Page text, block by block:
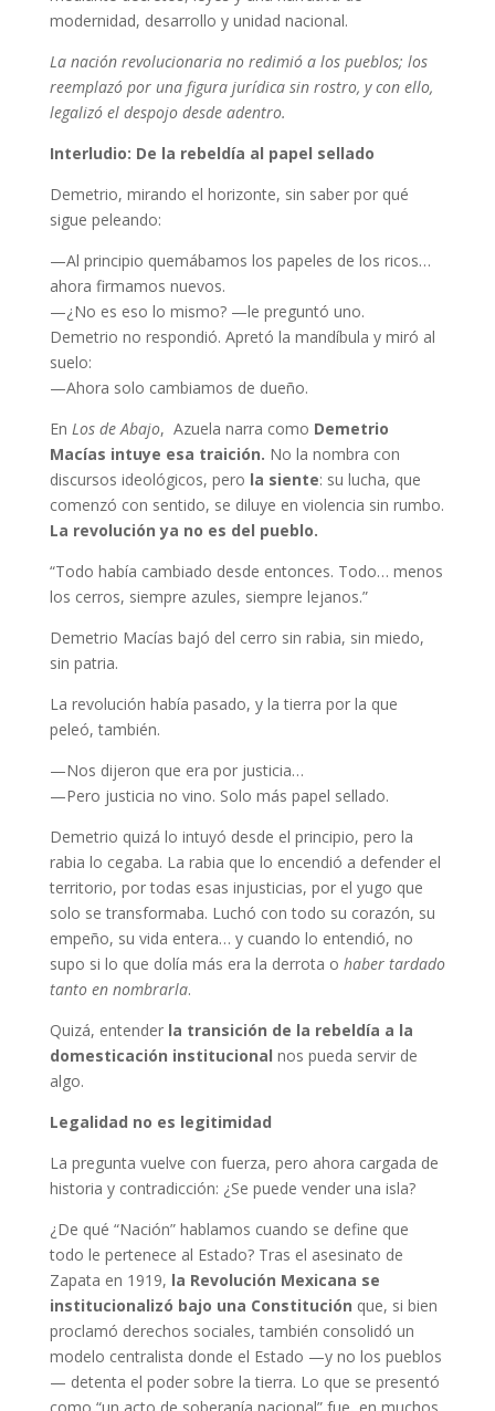
modernidad, desarrollo y unidad nacional.
La nación revolucionaria no redimió a los pueblos; los
reemplazó por una figura jurídica sin rostro, y con ello,
legalizó el despojo desde adentro.
Interludio: De la rebeldía al papel sellado
Demetrio, mirando el horizonte, sin saber por qué
sigue peleando:
—Al principio quemábamos los papeles de los ricos…
ahora firmamos nuevos.
—¿No es eso lo mismo? —le preguntó uno.
Demetrio no respondió. Apretó la mandíbula y miró al
suelo:
—Ahora solo cambiamos de dueño.
En Los de Abajo, Azuela narra como Demetrio
Macías intuye esa traición. No la nombra con
discursos ideológicos, pero la siente: su lucha, que
comenzó con sentido, se diluye en violencia sin rumbo.
La revolución ya no es del pueblo.
“Todo había cambiado desde entonces. Todo… menos
los cerros, siempre azules, siempre lejanos.”
Demetrio Macías bajó del cerro sin rabia, sin miedo,
sin patria.
La revolución había pasado, y la tierra por la que
peleó, también.
—Nos dijeron que era por justicia…
—Pero justicia no vino. Solo más papel sellado.
Demetrio quizá lo intuyó desde el principio, pero la
rabia lo cegaba. La rabia que lo encendió a defender el
territorio, por todas esas injusticias, por el yugo que
solo se transformaba. Luchó con todo su corazón, su
empeño, su vida entera… y cuando lo entendió, no
supo si lo que dolía más era la derrota o haber tardado
tanto en nombrarla.
Quizá, entender la transición de la rebeldía a la
domesticación institucional nos pueda servir de
algo.
Legalidad no es legitimidad
La pregunta vuelve con fuerza, pero ahora cargada de
historia y contradicción: ¿Se puede vender una isla?
¿De qué “Nación” hablamos cuando se define que
todo le pertenece al Estado? Tras el asesinato de
Zapata en 1919, la Revolución Mexicana se
institucionalizó bajo una Constitución que, si bien
proclamó derechos sociales, también consolidó un
modelo centralista donde el Estado —y no los pueblos
— detenta el poder sobre la tierra. Lo que se presentó